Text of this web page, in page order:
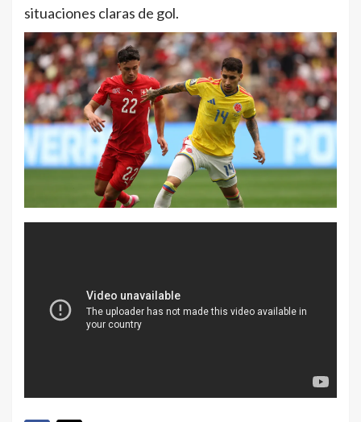
situaciones claras de gol.